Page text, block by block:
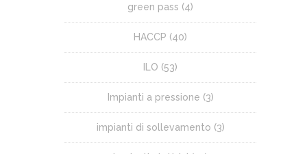
green pass (4)
HACCP (40)
ILO (53)
Impianti a pressione (3)
impianti di sollevamento (3)